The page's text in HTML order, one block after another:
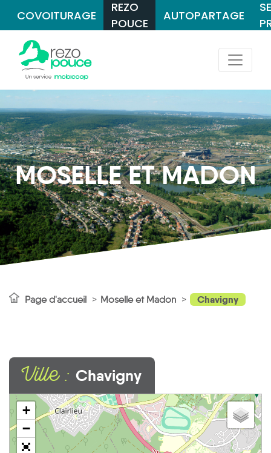
COVOITURAGE
REZO
POUCE
AUTOPARTAGE
MOSELLE ET MADON
Page d'accueil Moselle et Madon Chavigny
Ville : Chavigny
+
−